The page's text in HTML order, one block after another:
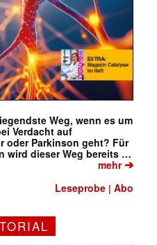
Weg, wenn es um
Verdacht auf
oder Parkinson geht? Für
wird dieser Weg bereits …
mehr➔
Leseprobe |Abo